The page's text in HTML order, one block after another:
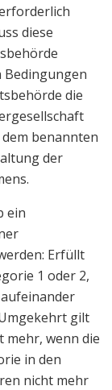
diese
Bedingungen
die
benannten
der
ein
Erfüllt
1 oder 2,
gilt
mehr, wenn die
in den
nicht mehr